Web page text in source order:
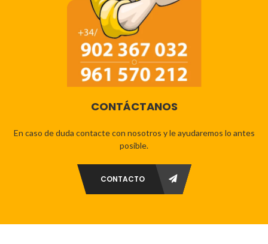
CONTÁCTANOS
En caso de duda contacte con nosotros y le ayudaremos lo antes
posible.
CONTACTO